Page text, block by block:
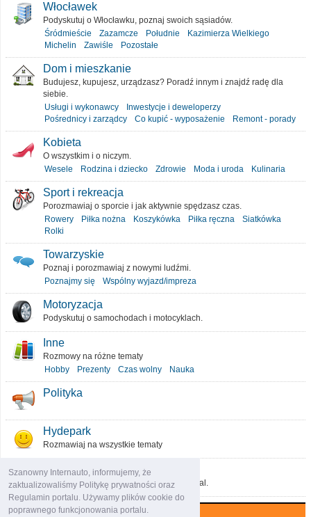
Szanowny Internauto, informujemy, że
zaktualizowaliśmy Politykę prywatności oraz
Regulamin portalu. Używamy plików cookie do
poprawnego funkcjonowania portalu.
Włocławek
Podyskutuj o Włocławku, poznaj swoich sąsiadów.
Śródmieście
Zazamcze Południe
Kazimierza Wielkiego
Michelin
Zawiśle Pozostałe
Dom i mieszkanie
Budujesz, kupujesz, urządzasz? Poradź innym i znajdź radę dla
siebie.
Usługi i wykonawcy
Inwestycje i deweloperzy
Pośrednicy i zarządcy
Co kupić - wyposażenie Remont - porady
Kobieta
O wszystkim i o niczym.
Wesele
Rodzina i dziecko Zdrowie Moda i uroda Kulinaria
Sport i rekreacja
Porozmawiaj o sporcie i jak aktywnie spędzasz czas.
Rowery
Piłka nożna Koszykówka Piłka ręczna
Siatkówka
Rolki
Towarzyskie
Poznaj i porozmawiaj z nowymi ludźmi.
Poznajmy się
Wspólny wyjazd/impreza
Motoryzacja
Podyskutuj o samochodach i motocyklach.
Inne
Rozmowy na różne tematy
Hobby
Prezenty Czas wolny Nauka
Polityka
Hydepark
Rozmawiaj na wszystkie tematy
O portalu
Podziel się pomysłami, które ulepszą portal.
Najczęściej komentowane (7 dni)